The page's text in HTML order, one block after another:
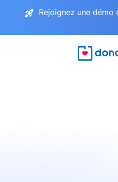
Rejoignez une